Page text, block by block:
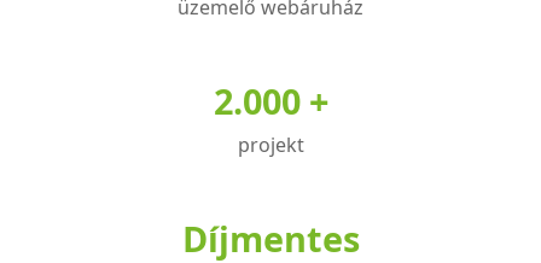
üzemelő webáruház
2.000 +
projekt
Díjmentes